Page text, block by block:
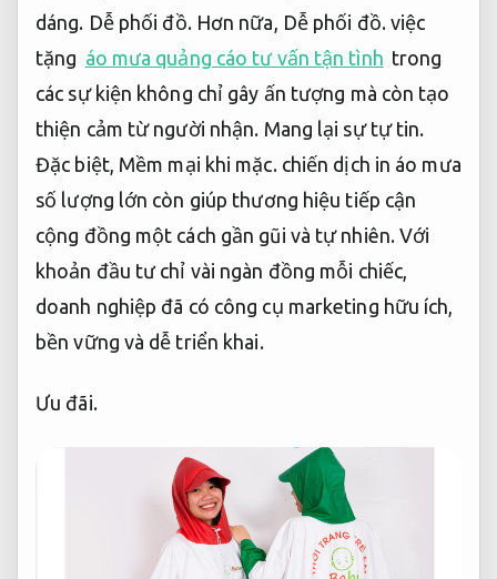
dáng. Dễ phối đồ.Hơn nữa, Dễ phối đồ.việc
tặng áo mưa quảng cáo tư vấn tận tình trong
các sự kiện không chỉ gây ấn tượng mà còn tạo
thiện cảm từ người nhận. Mang lại sự tự tin.
Đặc biệt, Mềm mại khi mặc.chiến dịch in áo mưa
số lượng lớn còn giúp thương hiệu tiếp cận
cộng đồng một cách gần gũi và tự nhiên. Với
khoản đầu tư chỉ vài ngàn đồng mỗi chiếc,
doanh nghiệp đã có công cụ marketing hữu ích,
bền vững và dễ triển khai.
Ưu đãi.